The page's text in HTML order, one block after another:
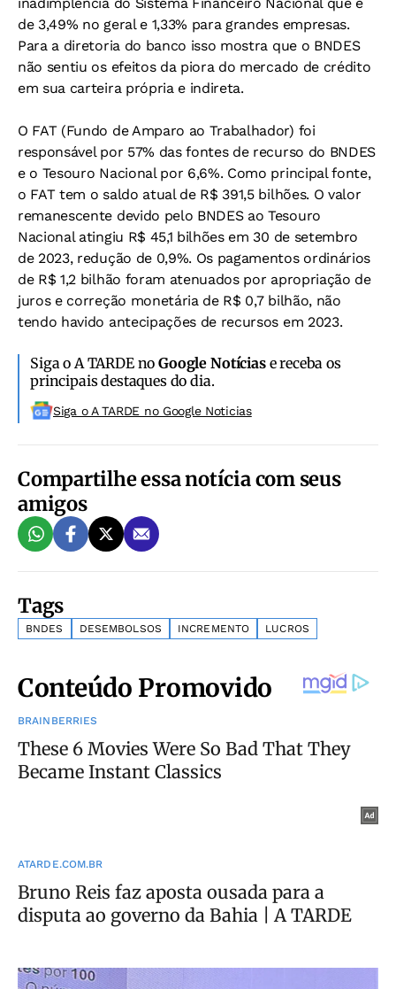
de 3,49% no geral e 1,33% para grandes empresas.
Para a diretoria do banco isso mostra que o BNDES
não sentiu os efeitos da piora do mercado de crédito
em sua carteira própria e indireta.
O FAT (Fundo de Amparo ao Trabalhador) foi
responsável por 57% das fontes de recurso do BNDES
e o Tesouro Nacional por 6,6%. Como principal fonte,
o FAT tem o saldo atual de R$ 391,5 bilhões. O valor
remanescente devido pelo BNDES ao Tesouro
Nacional atingiu R$ 45,1 bilhões em 30 de setembro
de 2023, redução de 0,9%. Os pagamentos ordinários
de R$ 1,2 bilhão foram atenuados por apropriação de
juros e correção monetária de R$ 0,7 bilhão, não
tendo havido antecipações de recursos em 2023.
Siga o A TARDE noGoogle Notíciase receba os
principais destaques do dia.
Siga o A TARDE no Google Noticias
Compartilhe essa notícia com seus
amigos
Tags
BNDES DESEMBOLSOS INCREMENTO LUCROS